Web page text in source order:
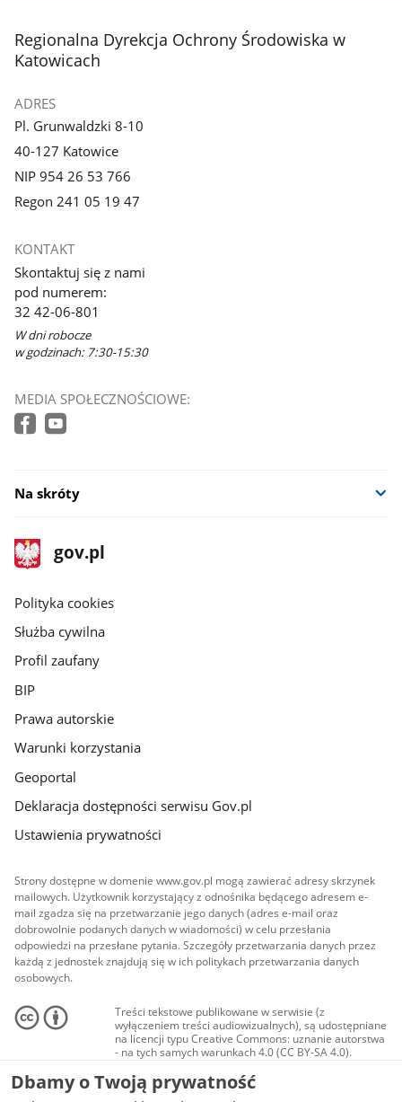
stopka
Regionalna Dyrekcja Ochrony Środowiska w
Katowicach
ADRES
Pl. Grunwaldzki 8-10
40-127 Katowice
NIP 954 26 53 766
Regon 241 05 19 47
KONTAKT
Skontaktuj się z nami
pod numerem:
32 42-06-801
W dni robocze
w godzinach: 7:30-15:30
MEDIA SPOŁECZNOŚCIOWE:
Na skróty
stopka
gov.pl
Strona
gov.pl
gov.pl
Polityka cookies
Służba cywilna
Profil zaufany
BIP
Prawa autorskie
Warunki korzystania
Geoportal
Deklaracja dostępności serwisu Gov.pl
Ustawienia prywatności
Strony dostępne w domenie www.gov.pl mogą zawierać adresy skrzynek
mailowych. Użytkownik korzystający z odnośnika będącego adresem e-
mail zgadza się na przetwarzanie jego danych (adres e-mail oraz
dobrowolnie podanych danych w wiadomości) w celu przesłania
odpowiedzi na przesłane pytania. Szczegóły przetwarzania danych przez
każdą z jednostek znajdują się w ich politykach przetwarzania danych
osobowych.
Treści tekstowe publikowane w serwisie (z
wyłączeniem treści audiowizualnych), są udostępniane
na licencji typu Creative Commons: uznanie autorstwa
- na tych samych warunkach 4.0 (CC BY-SA 4.0).
Materiały audiowizualne, w tym zdjęcia, materiały
audio i wideo, są udostępniane na licencji typu
Creative Commons: uznanie autorstwa użycie
Dbamy o Twoją prywatność